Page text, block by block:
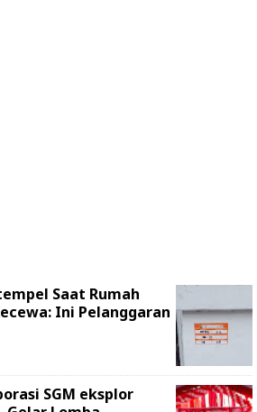
Saat Rumah
Ini Pelanggaran
SGM eksplor